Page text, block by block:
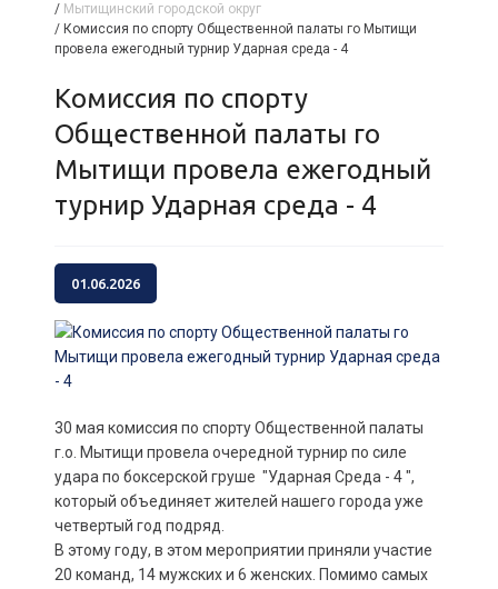
/ Мытищинский городской округ
/ Комиссия по спорту Общественной палаты го Мытищи
провела ежегодный турнир Ударная среда - 4
Комиссия по спорту
Общественной палаты го
Мытищи провела ежегодный
турнир Ударная среда - 4
01.06.2026
30 мая комиссия по спорту Общественной палаты
г.о. Мытищи провела очередной турнир по силе
удара по боксерской груше "Ударная Среда - 4 ",
который объединяет жителей нашего города уже
четвертый год подряд.
В этому году, в этом мероприятии приняли участие
20 команд, 14 мужских и 6 женских. Помимо самых